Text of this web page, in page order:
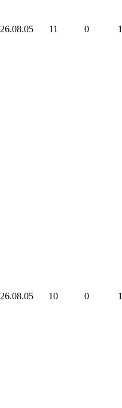
26.08.05 11 0 1
26.08.05 10 0 1